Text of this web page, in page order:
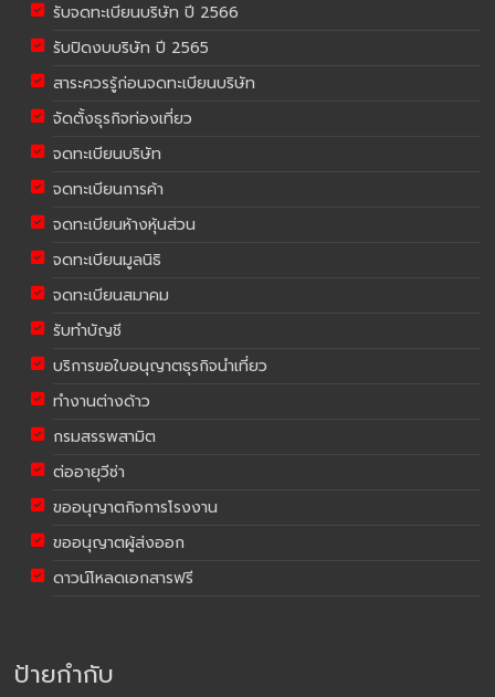
รับจดทะเบียนบริษัท ปี 2566
รับปิดงบบริษัท ปี 2565
สาระควรรู้ก่อนจดทะเบียนบริษัท
จัดตั้งธุรกิจท่องเที่ยว
จดทะเบียนบริษัท
จดทะเบียนการค้า
จดทะเบียนห้างหุ้นส่วน
จดทะเบียนมูลนิธิ
จดทะเบียนสมาคม
รับทำบัญชี
บริการขอใบอนุญาตธุรกิจนำเที่ยว
ทำงานต่างด้าว
กรมสรรพสามิต
ต่ออายุวีซ่า
ขออนุญาตกิจการโรงงาน
ขออนุญาตผู้ส่งออก
ดาวน์โหลดเอกสารฟรี
ป้ายกำกับ